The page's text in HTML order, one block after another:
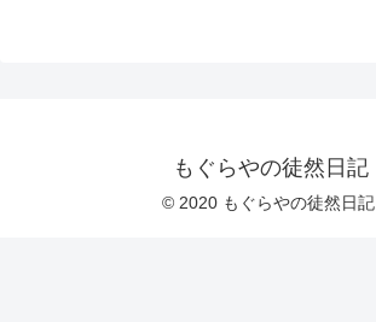
もぐらやの徒然日記
© 2020 もぐらやの徒然日記.